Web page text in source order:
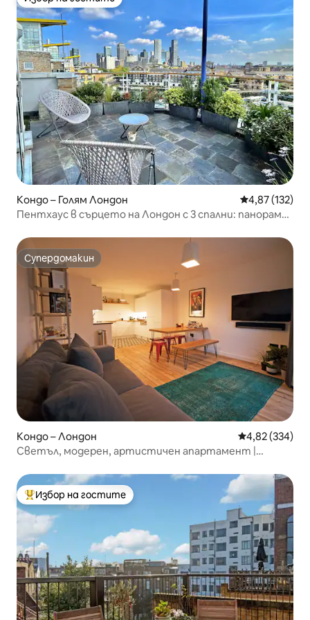
Избор на гостите
Кондо – Голям Лондон Средна
4,87 (132)
Пентхаус в сърцето на Лондон с 3 спални: панорама
Супердомакин
Супердомакин
Кондо – Лондон Средна
4,82 (334)
Светъл, модерен, артистичен апартамент |
Най-популярен избор на гостите
Избор на гостите